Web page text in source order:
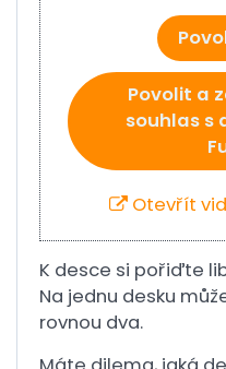
Povolit a
souhlas s
Otevřít
K desce si pořiďte
Na jednu desku
rovnou dva.